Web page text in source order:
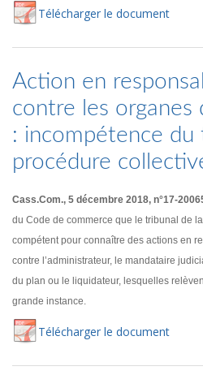
Télécharger le document
Action en
contre les organes
: incompétence du
procédure
Cass.Com., 5 décembre 2018, n°17-
du Code de commerce que le tribunal de
compétent pour connaître des actions en
contre l’administrateur, le mandataire
du plan ou le liquidateur, lesquelles
grande instance.
Télécharger le document